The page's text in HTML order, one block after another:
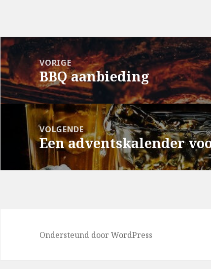
Bericht
navigatieVORIGE
Vorig
bericht:
BBQ aanbieding
VOLGENDE
Volgend
bericht:
Een adventskalender
Ondersteund door WordPress